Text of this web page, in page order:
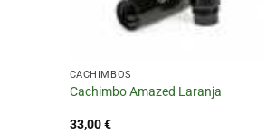
CACHIMBOS
Cachimbo Amazed Laranja
33,00€